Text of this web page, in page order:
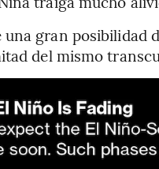
una gran posibilidad
del mismo